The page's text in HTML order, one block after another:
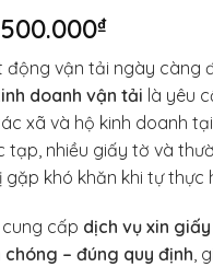
₫Giá
hiện
tại
là:
động vận tải ngày càng
doanh vận tải là yêu
xã và hộ kinh doanh
tạp, nhiều giấy tờ và
gặp khó khăn khi tự thực
cung cấp dịch vụ xin
– đúng quy định,